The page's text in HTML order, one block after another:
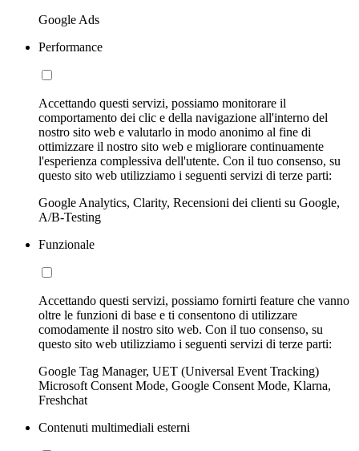
Google Ads
Performance
Accettando questi servizi, possiamo monitorare il
comportamento dei clic e della navigazione all'interno del
nostro sito web e valutarlo in modo anonimo al fine di
ottimizzare il nostro sito web e migliorare continuamente
l'esperienza complessiva dell'utente. Con il tuo consenso, su
questo sito web utilizziamo i seguenti servizi di terze parti:
Google Analytics, Clarity, Recensioni dei clienti su Google,
A/B-Testing
Funzionale
Accettando questi servizi, possiamo fornirti feature che vanno
oltre le funzioni di base e ti consentono di utilizzare
comodamente il nostro sito web. Con il tuo consenso, su
questo sito web utilizziamo i seguenti servizi di terze parti:
Google Tag Manager, UET (Universal Event Tracking)
Microsoft Consent Mode, Google Consent Mode, Klarna,
Freshchat
Contenuti multimediali esterni